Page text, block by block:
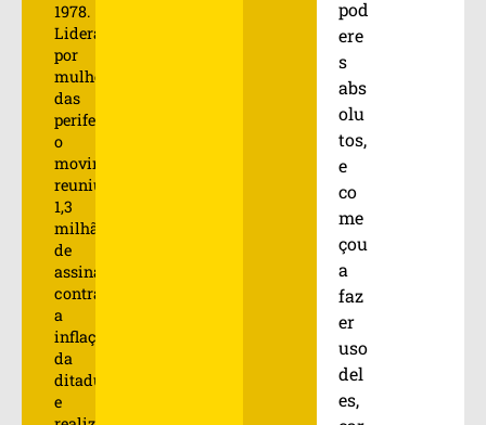
1978.
Liderado
por
mulheres
das
periferias,
o
movimento
reuniu
1,3
milhão
de
assinaturas
contra
a
inflação
da
ditadura
e
pod
ere
s
abs
olu
tos,
e
co
me
çou
a
faz
er
uso
del
es,